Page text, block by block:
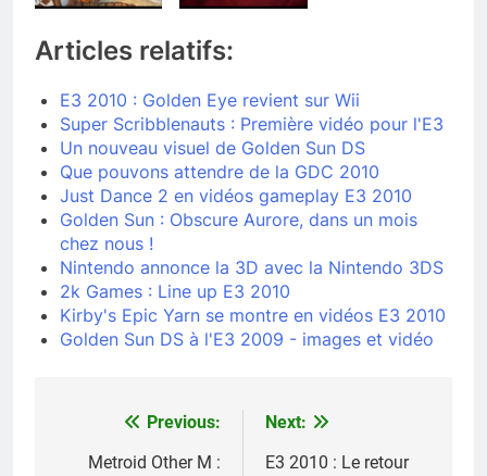
Articles relatifs:
E3 2010 : Golden Eye revient sur Wii
Super Scribblenauts : Première vidéo pour l'E3
Un nouveau visuel de Golden Sun DS
Que pouvons attendre de la GDC 2010
Just Dance 2 en vidéos gameplay E3 2010
Golden Sun : Obscure Aurore, dans un mois
chez nous !
Nintendo annonce la 3D avec la Nintendo 3DS
2k Games : Line up E3 2010
Kirby's Epic Yarn se montre en vidéos E3 2010
Golden Sun DS à l'E3 2009 - images et vidéo
NavigationPrevious:
Metroid Other M :
Next:
E3 2010 : Le retour